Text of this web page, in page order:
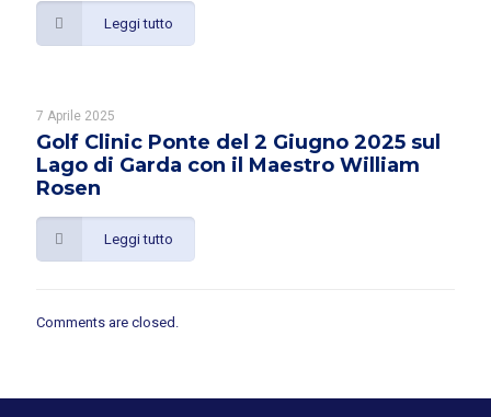
Leggi tutto
7 Aprile 2025
Golf Clinic Ponte del 2 Giugno 2025 sul
Lago di Garda con il Maestro William
Rosen
Leggi tutto
Comments are closed.